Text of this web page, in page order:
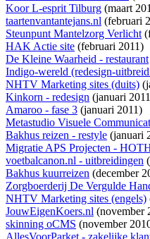
Koor L-esprit Tilburg (maart
taartenvantantejans.nl (februari
Steunpunt Mantelzorg Verlicht
HAK Actie site (februari 2011)
De Kleine Waarheid - restaurant
Indigo-wereld (redesign-
NHTV Marketing sites (duits)
Kinkorn - redesign (januari
Amaroo - fase 3 (januari 2011)
Metastudio Visuele
Bakhus reizen - restyle (januari
Migratie APS Projecten -
voetbalcanon.nl - uitbreidingen
Bakhus kuurreizen (december
Zorgboerderij De Vergulde
NHTV Marketing sites (engels)
JouwEigenKoers.nl (november
skinning oCMS (november